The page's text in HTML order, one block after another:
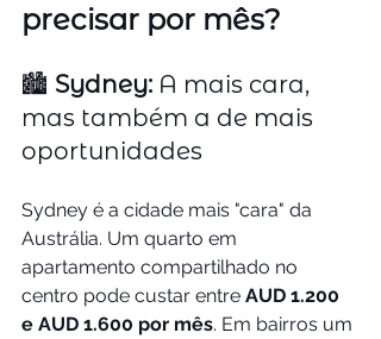
precisar por mês?
🏙️ Sydney: A mais cara,
mas também a de mais
oportunidades
Sydney é a cidade mais "cara" da
Austrália. Um quarto em
apartamento compartilhado no
centro pode custar entre AUD 1.200
e AUD 1.600 por mês. Em bairros um